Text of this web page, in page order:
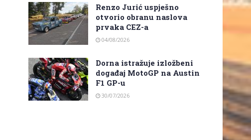
Renzo Jurić uspješno
otvorio obranu naslova
prvaka CEZ-a
04/08/2026
Dorna istražuje izložbeni
događaj MotoGP na Austin
F1 GP-u
30/07/2026